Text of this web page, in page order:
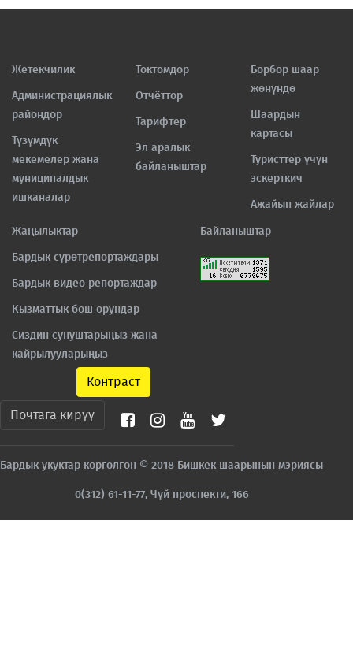
Жетекчилик
Администрациялык
райондор
Түзүмдүк
мекемелер жана
муниципалдык
ишканалар
Токтомдор
Отчёттор
Тарифтер
Эл аралык
байланыштар
Борбор шаар
жөнүндө
Шаардын
картасы
Туристтер үчүн
эскерткич
Ажайып жайлар
Жаңылыктар
Бардык сүрөтрепортаждары
Бардык видео репортаждар
Кызматтык бош орундар
Сиздин сунуштарыңыз жана
кайрылууларыңыз
Байланыштар
Контраст
Почтага кирүү
Бардык укуктар корголгон © 2018 Бишкек шаарынын мэриясы
0(312) 61-11-77, Чүй проспекти, 166